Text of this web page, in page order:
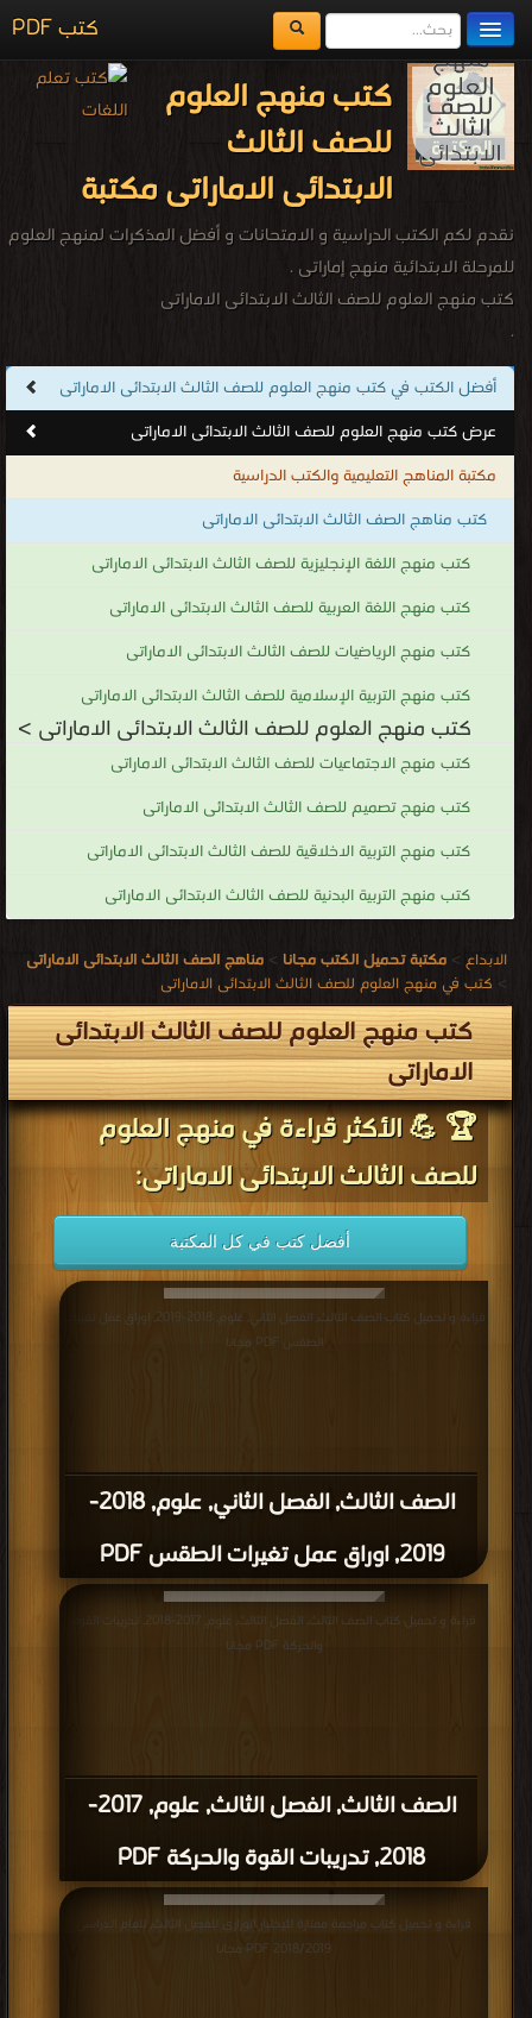
كتب PDF
مكتبة الكتب
المكتبات
يُقرأ حالياً
اضف كتاب
كتب منهج العلوم
للصف الثالث
الابتدائى الاماراتى مكتبة
نقدم لكم الكتب الدراسية و الامتحانات و أفضل المذكرات لمنهج العلوم
للمرحلة الابتدائية منهج إماراتى .
كتب منهج العلوم للصف الثالث الابتدائى الاماراتى
.
أفضل الكتب في كتب منهج العلوم للصف الثالث الابتدائى الاماراتى
عرض كتب منهج العلوم للصف الثالث الابتدائى الاماراتى
مكتبة المناهج التعليمية والكتب الدراسية
كتب مناهج الصف الثالث الابتدائى الاماراتى
كتب منهج اللغة الإنجليزية للصف الثالث الابتدائى الاماراتى
كتب منهج اللغة العربية للصف الثالث الابتدائى الاماراتى
كتب منهج الرياضيات للصف الثالث الابتدائى الاماراتى
كتب منهج التربية الإسلامية للصف الثالث الابتدائى الاماراتى
كتب منهج العلوم للصف الثالث الابتدائى الاماراتى >
كتب منهج الاجتماعيات للصف الثالث الابتدائى الاماراتى
كتب منهج تصميم للصف الثالث الابتدائى الاماراتى
كتب منهج التربية الاخلاقية للصف الثالث الابتدائى الاماراتى
كتب منهج التربية البدنية للصف الثالث الابتدائى الاماراتى
الابداع > مكتبة تحميل الكتب مجانا > مناهج الصف الثالث الابتدائى الاماراتى
> كتب في منهج العلوم للصف الثالث الابتدائى الاماراتى
كتب منهج العلوم للصف الثالث الابتدائى
الاماراتى
🏆 💪 الأكثر قراءة في منهج العلوم
للصف الثالث الابتدائى الاماراتى:
أفضل كتب في كل المكتبة
الصف الثالث, الفصل الثاني, علوم, 2018-
2019, اوراق عمل تغيرات الطقس PDF
قراءة و تحميل كتاب الصف الثالث, الفصل الثاني, علوم, 2018-2019, اوراق عمل تغيرات
الطقس PDF مجانا
الصف الثالث, الفصل الثالث, علوم, 2017-
2018, تدريبات القوة والحركة PDF
قراءة و تحميل كتاب الصف الثالث, الفصل الثالث, علوم, 2017-2018, تدريبات القوة
والحركة PDF مجانا
قراءة و تحميل كتاب مراجعة ممتازة للإختبار الوزاري للفصل الثالث, للعام الدراسي
2018/2019 PDF مجانا